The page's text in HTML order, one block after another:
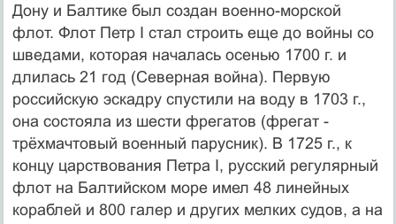
Дону и Балтике был создан военно-морской
флот. Флот Петр I стал строить еще до войны со
шведами, которая началась осенью 1700 г. и
длилась 21 год (Северная война). Первую
российскую эскадру спустили на воду в 1703 г.,
она состояла из шести фрегатов (фрегат -
трёхмачтовый военный парусник). В 1725 г., к
концу царствования Петра I, русский регулярный
флот на Балтийском море имел 48 линейных
кораблей и 800 галер и других мелких судов, а на